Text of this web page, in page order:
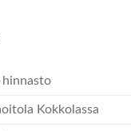
hinnasto
Kokkolassa